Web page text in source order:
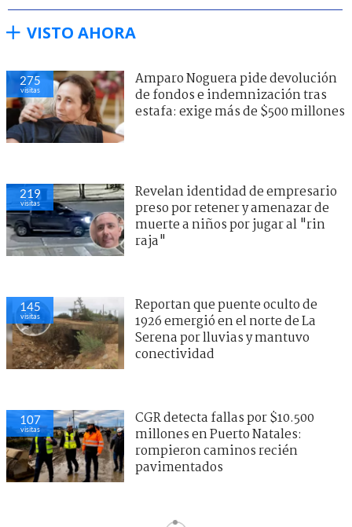
VISTO AHORA
275
visitas
Amparo Noguera pide devolución
de fondos e indemnización tras
estafa: exige más de $500 millones
219
visitas
Revelan identidad de empresario
preso por retener y amenazar de
muerte a niños por jugar al "rin
raja"
145
visitas
Reportan que puente oculto de
1926 emergió en el norte de La
Serena por lluvias y mantuvo
conectividad
107
visitas
CGR detecta fallas por $10.500
millones en Puerto Natales:
rompieron caminos recién
pavimentados